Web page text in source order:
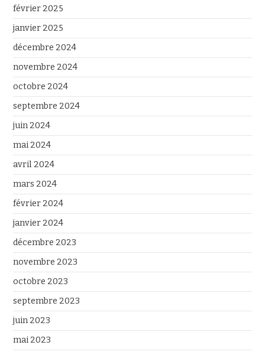
février 2025
janvier 2025
décembre 2024
novembre 2024
octobre 2024
septembre 2024
juin 2024
mai 2024
avril 2024
mars 2024
février 2024
janvier 2024
décembre 2023
novembre 2023
octobre 2023
septembre 2023
juin 2023
mai 2023